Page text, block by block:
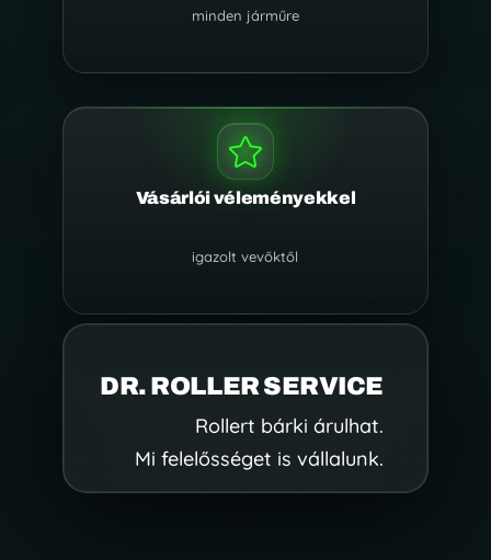
minden járműre

Vásárlói véleményekkel
igazolt vevőktől
DR. ROLLER SERVICE
Rollert bárki árulhat.
Mi felelősséget is vállalunk.